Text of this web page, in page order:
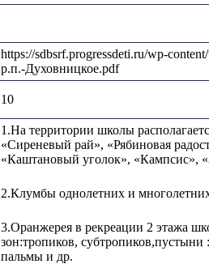
https://sdbsrf.progressdeti.ru/wp-
р.п.-Духовницкое.pdf
10
1.На территории школы
«Сиреневый рай», «Рябиновая
«Каштановый уголок», «Кампсис»,
2.Клумбы однолетних и
3.Оранжерея в рекреации 2 этажа
зон:тропиков,
пальмы и др.